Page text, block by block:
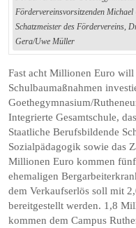
Fördervereinsvorsitzenden
Schatzmeister des Fördervereins,
Gera/Uwe Müller
Fast acht Millionen Euro will
Schulbaumaßnahmen
Goethegymnasium/
Integrierte Gesamtschule,
Staatliche Berufsbildende
Sozialpädagogik sowie das
Millionen Euro kommen
ehemaligen
dem Verkaufserlös soll mit
bereitgestellt werden. 1,8
kommen dem Campus